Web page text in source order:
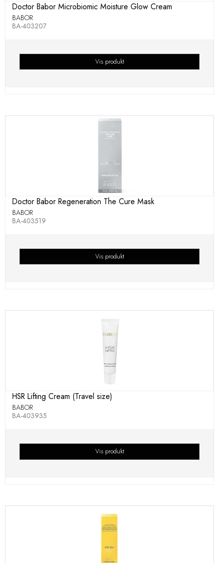
Doctor Babor Microbiomic Moisture Glow Cream
BABOR
BA-403207
Vis produkt
Doctor Babor Regeneration The Cure Mask
BABOR
BA-403519
Vis produkt
HSR Lifting Cream (Travel size)
BABOR
BA-403935
Vis produkt